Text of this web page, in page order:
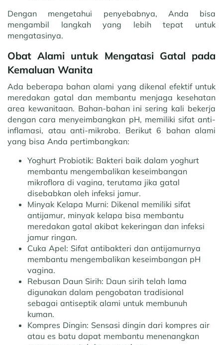
Dengan mengetahui penyebabnya, Anda bisa
mengambil langkah yang lebih tepat untuk
mengatasinya.
Obat Alami untuk Mengatasi Gatal pada
Kemaluan Wanita
Ada beberapa bahan alami yang dikenal efektif untuk
meredakan gatal dan membantu menjaga kesehatan
area kewanitaan. Bahan-bahan ini sering kali bekerja
dengan cara menyeimbangkan pH, memiliki sifat anti-
inflamasi, atau anti-mikroba. Berikut 6 bahan alami
yang bisa Anda pertimbangkan:
Yoghurt Probiotik: Bakteri baik dalam yoghurt
membantu mengembalikan keseimbangan
mikroflora di vagina, terutama jika gatal
disebabkan oleh infeksi jamur.
Minyak Kelapa Murni: Dikenal memiliki sifat
antijamur, minyak kelapa bisa membantu
meredakan gatal akibat kekeringan dan infeksi
jamur ringan.
Cuka Apel: Sifat antibakteri dan antijamurnya
membantu mengembalikan keseimbangan pH
vagina.
Rebusan Daun Sirih: Daun sirih telah lama
digunakan dalam pengobatan tradisional
sebagai antiseptik alami untuk membunuh
kuman.
Kompres Dingin: Sensasi dingin dari kompres air
atau es batu dapat membantu menenangkan